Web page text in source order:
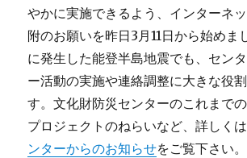
やかに実施できるよう、インターネ
附のお願いを昨日3月11日から始めま
に発生した能登半島地震でも、セン
ー活動の実施や連絡調整に大きな役
す。文化財防災センターのこれまでの
プロジェクトのねらいなど、詳しくは
ンターからのお知らせをご覧下さい。